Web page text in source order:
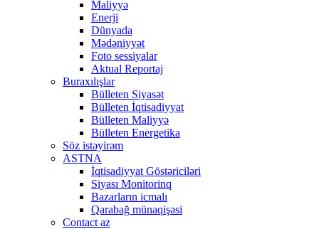
Maliyyə
Enerji
Dünyada
Mədəniyyət
Foto sessiyalar
Aktual Reportaj
Buraxılışlar
Bülleten Siyasət
Bülleten İqtisadiyyat
Bülleten Maliyyə
Bülleten Energetika
Söz istəyirəm
ASTNA
İqtisadiyyat Göstəriciləri
Siyası Monitorinq
Bazarların icmalı
Qarabağ münaqişəsi
Contact az